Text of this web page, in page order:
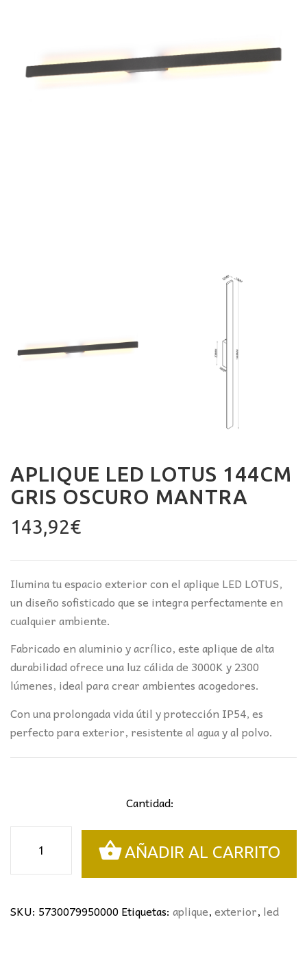
APLIQUE LED LOTUS 144CM
GRIS OSCURO MANTRA
143,92€
Ilumina tu espacio exterior con el aplique LED LOTUS,
un diseño sofisticado que se integra perfectamente en
cualquier ambiente.
Fabricado en aluminio y acrílico, este aplique de alta
durabilidad ofrece una luz cálida de 3000K y 2300
lúmenes, ideal para crear ambientes acogedores.
Con una prolongada vida útil y protección IP54, es
perfecto para exterior, resistente al agua y al polvo.
Cantidad:
Lotus
Gris
AÑADIR AL CARRITO
SKU: 5730079950000Etiquetas: aplique,exterior, led